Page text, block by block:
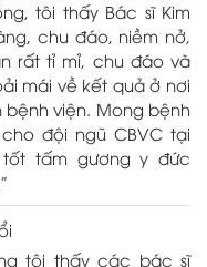
tôi thấy Bác sĩ Kim
chu đáo, niềm nở,
rất tỉ mỉ, chu đáo và
mái về kết quả ở nơi
viện. Mong bệnh
đội ngũ CBVC tại
tốt tấm gương y đức
tôi thấy các bác sĩ